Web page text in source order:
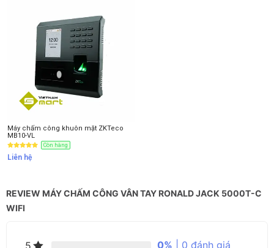
Máy chấm công khuôn mặt ZKTeco
MB10-VL
Còn hàng
Liên hệ
REVIEW MÁY CHẤM CÔNG VÂN TAY RONALD JACK 5000T-C
WIFI
5 0% | 0 đánh giá